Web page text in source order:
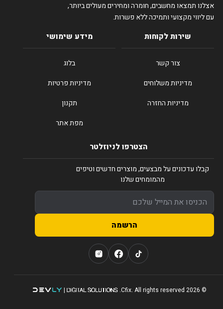
אצלנו תמצאו מחשבים, חומרה ומחירים מעולים ביותר,
עם ליווי מקצועי ותמיכה ללא פשרות.
שירות לקוחות
צור קשר
מדיניות משלוחים
מדיניות החזרה
מידע שימושי
בלוג
מדיניות פרטיות
תקנון
מפת אתר
הצטרפו לניוזלטר
קבלו עדכונים על מבצעים, מוצרים חדשים וטיפים
מהמומחים שלנו
הרשמה
© 2026 Cfix. All rights reserved.